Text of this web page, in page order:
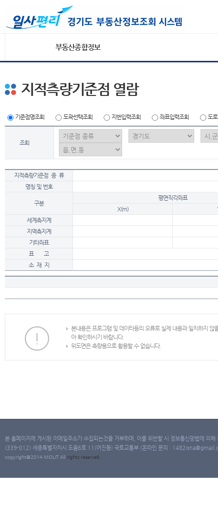
부동산종합정보
지적측량기준점 열람
기준점명조회 도곽선택조회 지번입력조회 좌표입력조회 도
조회
지적측량기준점 종 류
명칭 및 번호
구분
평면직각좌표
X(m)
세계측지계
지역측지계
기타좌표
표 고
소 재 지
본내용은 프로그램 및 데이타등의 오류로 실제 내용과 일치하지
아 확인하시기 바랍니다.
위도면은 측량용으로 활용할 수 없습니다.
본 홈페이지에 게시된 이메일주소가 수집되는것을 거부하며, 이를 위반할 시 정보통신망법에 의
(339-012) 세종특별자치시 도움6로 11(어진동) 국토교통부 (온라인 문의 :
copyright@2014 MOLIT All rights reserved.